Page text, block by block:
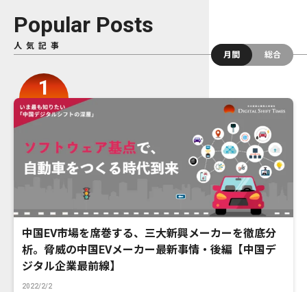
Popular Posts
人気記事
月間
総合
中国EV市場を席巻する、三大新興メーカーを徹底分
析。脅威の中国EVメーカー最新事情・後編【中国デ
ジタル企業最前線】
2022/2/2